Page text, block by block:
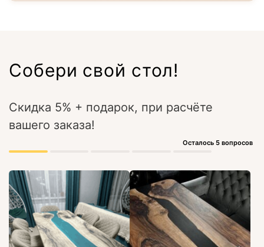
Собери свой стол!
Скидка 5% + подарок, при расчёте
вашего заказа!
Осталось 5 вопросов